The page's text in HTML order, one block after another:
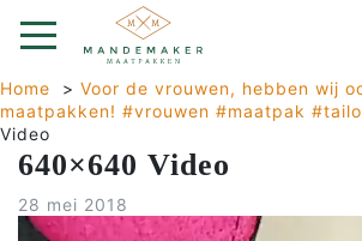
Home > Voor de vrouwen, hebben wij
maatpakken! #vrouwen #maatpak
Video
640×640 Video
28 mei 2018
Videospeler